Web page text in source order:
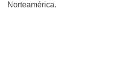
Norteamérica.